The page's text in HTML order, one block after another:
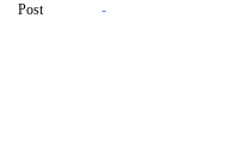
Post -